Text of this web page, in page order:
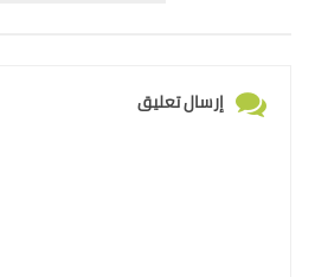
إرسال تعليق